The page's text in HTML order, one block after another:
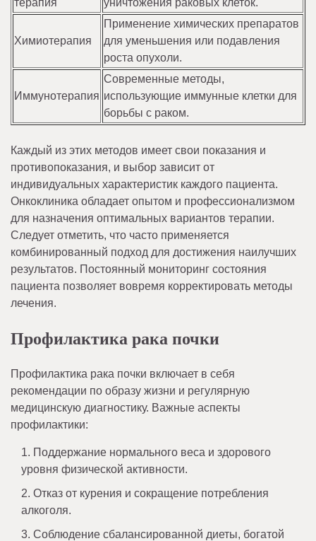
Химиотерапия
Применение химических препаратов
для уменьшения или подавления
роста опухоли.
Иммунотерапия
Современные методы,
использующие иммунные клетки для
борьбы с раком.
Каждый из этих методов имеет свои показания и
противопоказания, и выбор зависит от
индивидуальных характеристик каждого пациента.
Онкоклиника обладает опытом и профессионализмом
для назначения оптимальных вариантов терапии.
Следует отметить, что часто применяется
комбинированный подход для достижения наилучших
результатов. Постоянный мониторинг состояния
пациента позволяет вовремя корректировать методы
лечения.
Профилактика рака почки
Профилактика рака почки включает в себя
рекомендации по образу жизни и регулярную
медицинскую диагностику. Важные аспекты
профилактики:
Поддержание нормального веса и здорового
уровня физической активности.
Отказ от курения и сокращение потребления
алкоголя.
Соблюдение сбалансированной диеты, богатой